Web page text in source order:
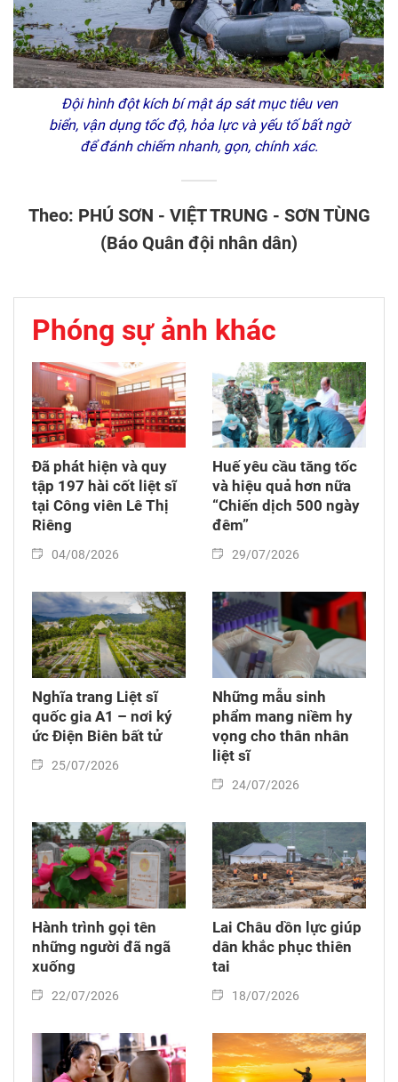
Đội hình đột kích bí mật áp sát mục tiêu ven
biển, vận dụng tốc độ, hỏa lực và yếu tố bất ngờ
để đánh chiếm nhanh, gọn, chính xác.
Theo: PHÚ SƠN - VIỆT TRUNG - SƠN TÙNG
(Báo Quân đội nhân dân)
Phóng sự ảnh khác
Đã phát hiện và quy
tập 197 hài cốt liệt sĩ
tại Công viên Lê Thị
Riêng
04/08/2026
Huế yêu cầu tăng tốc
và hiệu quả hơn nữa
“Chiến dịch 500 ngày
đêm”
29/07/2026
Nghĩa trang Liệt sĩ
quốc gia A1 – nơi ký
ức Điện Biên bất tử
25/07/2026
Những mẫu sinh
phẩm mang niềm hy
vọng cho thân nhân
liệt sĩ
24/07/2026
Hành trình gọi tên
những người đã ngã
xuống
22/07/2026
Lai Châu dồn lực giúp
dân khắc phục thiên
tai
18/07/2026